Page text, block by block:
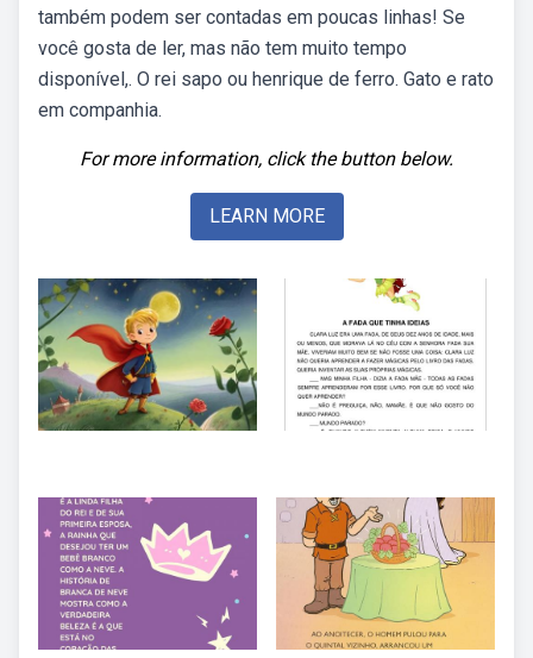
também podem ser contadas em poucas linhas! Se
você gosta de ler, mas não tem muito tempo
disponível,. O rei sapo ou henrique de ferro. Gato e rato
em companhia.
For more information, click the button below.
LEARN MORE